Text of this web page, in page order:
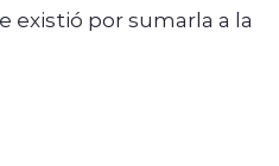
existió por sumarla a la